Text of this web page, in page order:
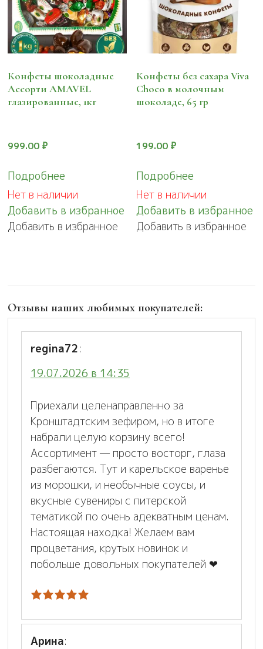
Конфеты шоколадные
Ассорти AMAVEL
глазированные, 1кг
999.00 ₽
Подробнее
Нет в наличии
Добавить в избранное
Добавить в избранное
Конфеты без сахара Viva
Choco в молочным
шоколаде, 65 гр
199.00₽
Подробнее
Нет в наличии
Добавить в избранное
Добавить в избранное
Отзывы наших любимых покупателей:
regina72:
19.07.2026 в 14:35
Приехали целенаправленно за
Кронштадтским зефиром, но в итоге
набрали целую корзину всего!
Ассортимент — просто восторг, глаза
разбегаются. Тут и карельское варенье
из морошки, и необычные соусы, и
вкусные сувениры с питерской
тематикой по очень адекватным ценам.
Настоящая находка! Желаем вам
процветания, крутых новинок и
побольше довольных покупателей ❤
Арина: